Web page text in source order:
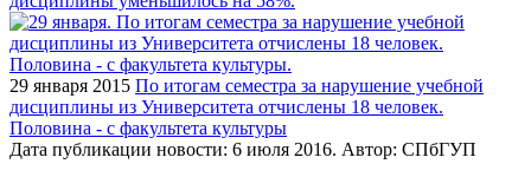
29 января 2015 По итогам семестра за нарушение учебной
дисциплины из Университета отчислены 18 человек.
Половина - с факультета культуры
Дата публикации новости: 6 июля 2016. Автор: СПбГУП